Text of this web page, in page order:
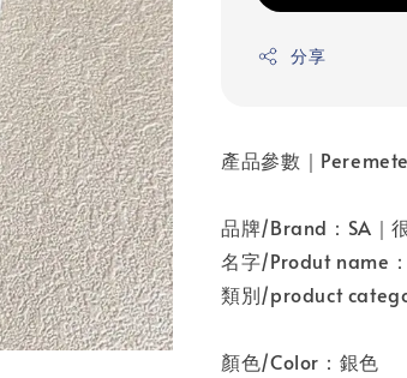
分享
產品參數｜
品牌/Brand：SA｜
名字/Produt name
類別/product
顏色/Color：銀色